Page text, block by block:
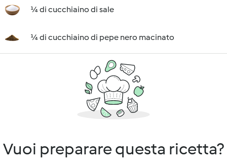
¼ di cucchiaino di sale
¼ di cucchiaino di pepe nero macinato
Vuoi preparare questa ricetta?